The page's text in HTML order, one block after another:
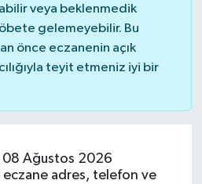
veya beklenmedik
gelemeyebilir. Bu
önce eczanenin açık
teyit etmeniz iyi bir
08 Ağustos 2026
adres, telefon ve